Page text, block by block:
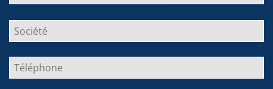
Bitte
lasse
dieses
Feld
leer.